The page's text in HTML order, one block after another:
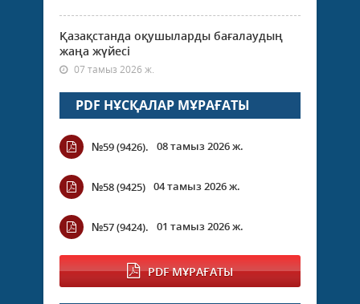
Қазақстанда оқушыларды бағалаудың
жаңа жүйесі
07 тамыз 2026 ж.
PDF НҰСҚАЛАР МҰРАҒАТЫ
№59 (9426). 08 тамыз 2026 ж.
№58 (9425) 04 тамыз 2026 ж.
№57 (9424). 01 тамыз 2026 ж.
PDF МҰРАҒАТЫ